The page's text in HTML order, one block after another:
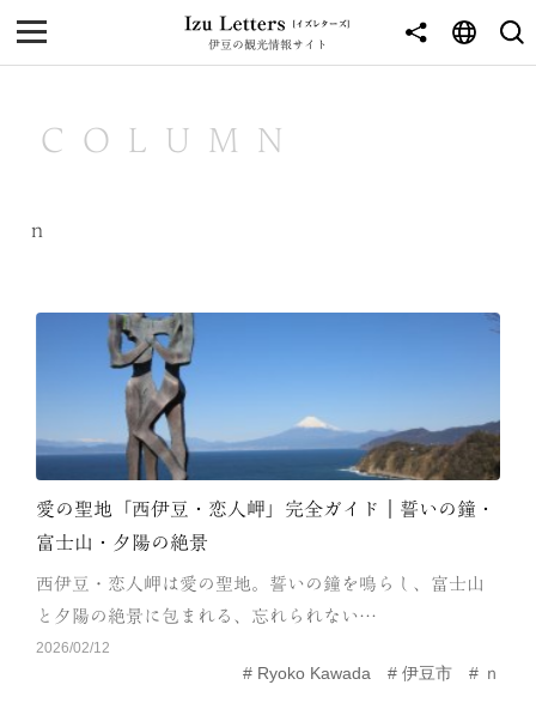
伊豆の観光情報サイト
MENU
NEWS
JOURNEY
北伊豆
中伊豆
CATEGORY
岬
COLUMN
ｎ
愛の聖地「西伊豆・恋人岬」完全ガイド｜誓いの鐘・
富士山・夕陽の絶景
西伊豆・恋人岬は愛の聖地。誓いの鐘を鳴らし、富士山
と夕陽の絶景に包まれる、忘れられない…
2026/02/12
Ryoko Kawada 伊豆市 ｎ